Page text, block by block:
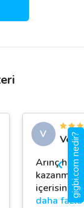
V
Arınç
kazanmak
daha fazla
gigbi.com nedir?